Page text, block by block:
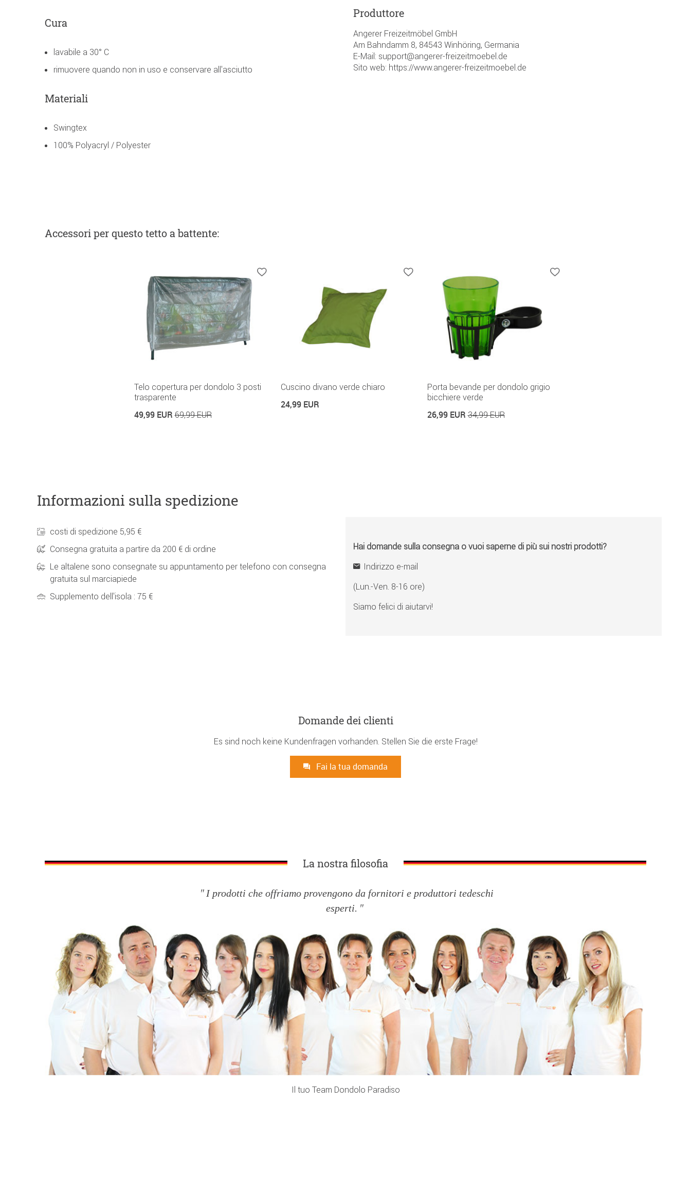
Cura
lavabile a 30° C
rimuovere quando non in uso e conservare all'asciutto
Materiali
Swingtex
100% Polyacryl / Polyester
Produttore
Angerer Freizeitmöbel GmbH
Am Bahndamm 8, 84543 Winhöring, Germania
E-Mail: support@angerer-freizeitmoebel.de
Sito web: https://www.angerer-freizeitmoebel.de
Accessoriper questo tetto a battente:
Telo copertura per dondolo 3 posti
trasparente
49,99 EUR69,99 EUR
Cuscino divano verde chiaro
24,99 EUR
Porta bevande per dondolo grigio
bicchiere verde
26,99 EUR34,99 EUR
Informazioni sulla spedizione
costi di spedizione 5,95 €
Consegna gratuita a partire da 200 € di ordine
Le altalene sono consegnate su appuntamento per telefono con consegna
gratuita sul marciapiede
Supplemento dell'isola : 75 €
Hai domande sulla consegna o vuoi saperne di più sui nostri prodotti?
Indirizzo e-mail
(Lun.-Ven. 8-16 ore)
Siamo felici di aiutarvi!
Domande dei clienti
Es sind noch keine Kundenfragen vorhanden. Stellen Sie die erste Frage!
Fai la tua domanda
La nostra filosofia
I prodotti che offriamo provengono da fornitori e produttori tedeschi
esperti.
Il tuo Team Dondolo Paradiso